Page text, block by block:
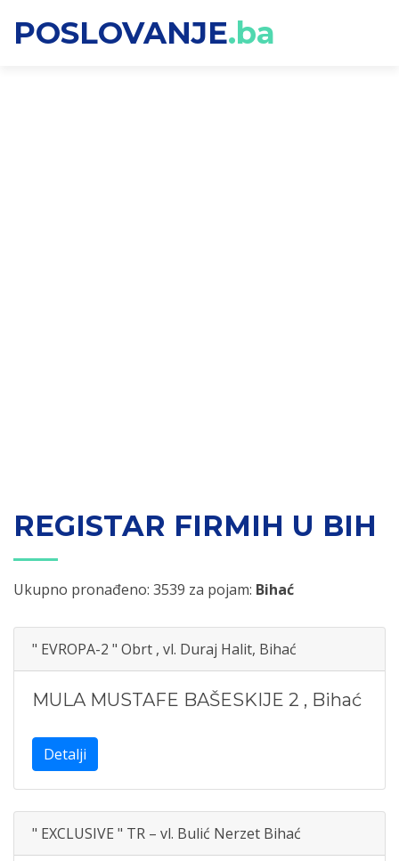
POSLOVANJE.ba
REGISTAR FIRMIH U BIH
Ukupno pronađeno: 3539 za pojam: Bihać
" EVROPA-2 " Obrt , vl. Duraj Halit, Bihać
MULA MUSTAFE BAŠESKIJE 2 , Bihać
Detalji
" EXCLUSIVE " TR – vl. Bulić Nerzet Bihać